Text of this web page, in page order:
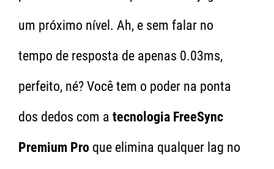
um próximo nível. Ah, e sem falar no
tempo de resposta de apenas 0.03ms,
perfeito, né? Você tem o poder na ponta
dos dedos com a tecnologia FreeSync
Premium Pro que elimina qualquer lag no